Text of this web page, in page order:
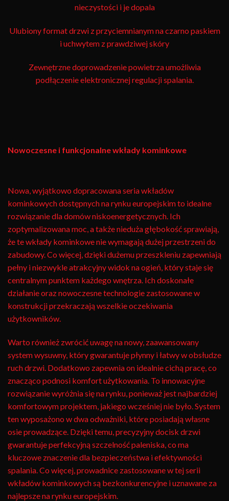
nieczystości i je dopala
Ulubiony format drzwi z przyciemnianym na czarno paskiem
i uchwytem z prawdziwej skóry
Zewnętrzne doprowadzenie powietrza umożliwia
podłączenie elektronicznej regulacji spalania.
Nowoczesne i funkcjonalne wkłady kominkowe
Nowa, wyjątkowo dopracowana seria wkładów
kominkowych dostępnych na rynku europejskim to idealne
rozwiązanie dla domów niskoenergetycznych. Ich
zoptymalizowana moc, a także nieduża głębokość sprawiają,
że te wkłady kominkowe nie wymagają dużej przestrzeni do
zabudowy. Co więcej, dzięki dużemu przeszkleniu zapewniają
pełny i niezwykle atrakcyjny widok na ogień, który staje się
centralnym punktem każdego wnętrza. Ich doskonałe
działanie oraz nowoczesne technologie zastosowane w
konstrukcji przekraczają wszelkie oczekiwania
użytkowników.
Warto również zwrócić uwagę na nowy, zaawansowany
system wysuwny, który gwarantuje płynny i łatwy w obsłudze
ruch drzwi. Dodatkowo zapewnia on idealnie cichą pracę, co
znacząco podnosi komfort użytkowania. To innowacyjne
rozwiązanie wyróżnia się na rynku, ponieważ jest najbardziej
komfortowym projektem, jakiego wcześniej nie było. System
ten wyposażono w dwa odważniki, które posiadają własne
osie prowadzące. Dzięki temu, precyzyjny docisk drzwi
gwarantuje perfekcyjną szczelność paleniska, co ma
kluczowe znaczenie dla bezpieczeństwa i efektywności
spalania. Co więcej, prowadnice zastosowane w tej serii
wkładów kominkowych są bezkonkurencyjne i uznawane za
najlepsze na rynku europejskim.